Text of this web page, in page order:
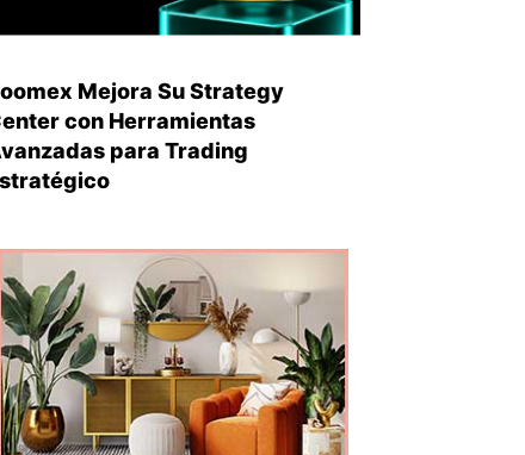
Mejora Su Strategy
con Herramientas
para Trading